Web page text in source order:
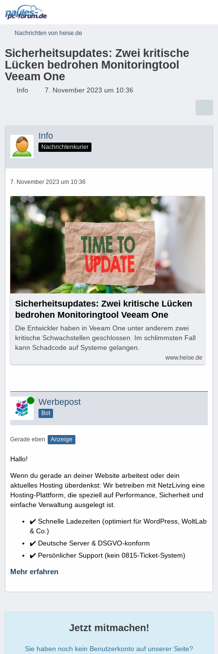
Nachrichten von heise.de
Sicherheitsupdates: Zwei kritische
Lücken bedrohen Monitoringtool
Veeam One
Info 7. November 2023 um 10:36
Info
Nachrichtenkurier
7. November 2023 um 10:36
Sicherheitsupdates: Zwei kritische Lücken
bedrohen Monitoringtool Veeam One
Die Entwickler haben in Veeam One unter anderem zwei
kritische Schwachstellen geschlossen. Im schlimmsten Fall
kann Schadcode auf Systeme gelangen.
www.heise.de
Online Werbepost
Bot
Gerade eben Anzeige
Hallo!
Wenn du gerade an deiner Website arbeitest oder dein
aktuelles Hosting überdenkst: Wir betreiben mit NetzLiving eine
Hosting-Plattform, die speziell auf Performance, Sicherheit und
einfache Verwaltung ausgelegt ist.
✔️ Schnelle Ladezeiten (optimiert für WordPress, WoltLab
& Co.)
✔️ Deutsche Server & DSGVO-konform
✔️ Persönlicher Support (kein 0815-Ticket-System)
Mehr erfahren
Jetzt mitmachen!
Sie haben noch kein Benutzerkonto auf unserer Seite?